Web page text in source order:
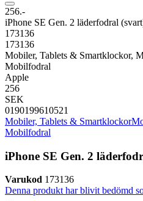
256.-
iPhone SE Gen. 2 läderfodral
173136
173136
Mobiler, Tablets & Smartklockor,
Mobilfodral
Apple
256
SEK
0190199610521
Mobiler, Tablets & Smartklockor
Mobilfodral
iPhone SE Gen. 2
Varukod 173136
Denna produkt har blivit bedömd